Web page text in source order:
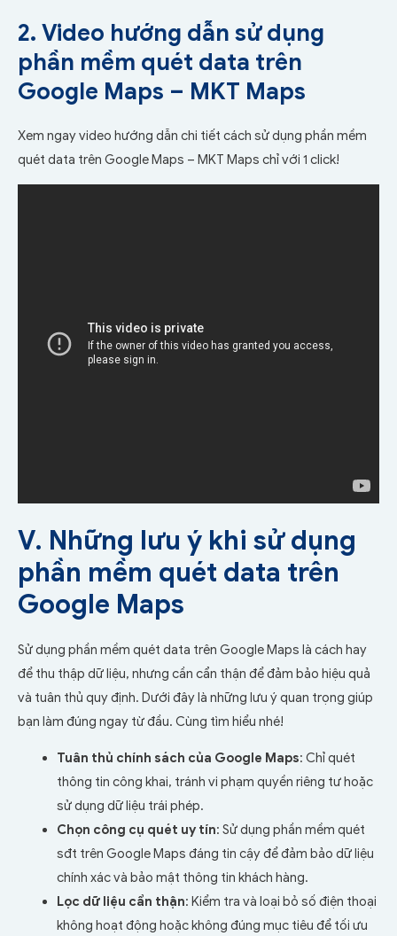
2. Video hướng dẫn sử dụng
phần mềm quét data trên
Google Maps – MKT Maps
Xem ngay video hướng dẫn chi tiết cách sử dụng phần mềm
quét data trên Google Maps – MKT Maps chỉ với 1 click!
V. Những lưu ý khi sử dụng
phần mềm quét data trên
Google Maps
Sử dụng phần mềm quét data trên Google Maps là cách hay
để thu thập dữ liệu, nhưng cần cẩn thận để đảm bảo hiệu quả
và tuân thủ quy định. Dưới đây là những lưu ý quan trọng giúp
bạn làm đúng ngay từ đầu. Cùng tìm hiểu nhé!
Tuân thủ chính sách của Google Maps: Chỉ quét
thông tin công khai, tránh vi phạm quyền riêng tư hoặc
sử dụng dữ liệu trái phép.
Chọn công cụ quét uy tín: Sử dụng phần mềm quét
sđt trên Google Maps đáng tin cậy để đảm bảo dữ liệu
chính xác và bảo mật thông tin khách hàng.
Lọc dữ liệu cẩn thận: Kiểm tra và loại bỏ số điện thoại
không hoạt động hoặc không đúng mục tiêu để tối ưu